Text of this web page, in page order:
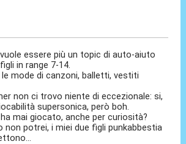
essere più un topic di auto-aiuto
in range 7-14.
mode di canzoni, balletti, vestiti
non ci trovo niente di eccezionale: si,
supersonica, però boh.
mai giocato, anche per curiosità?
non potrei, i miei due figli punkabbestia